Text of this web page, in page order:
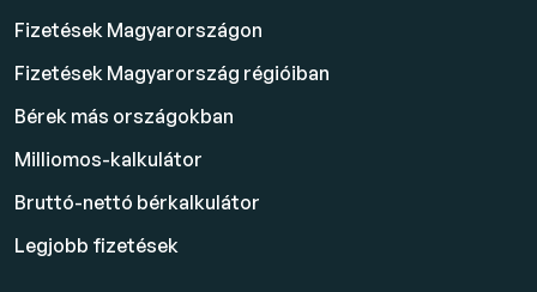
Fizetések Magyarországon
Fizetések Magyarország régióiban
Bérek más országokban
Milliomos-kalkulátor
Bruttó-nettó bérkalkulátor
Legjobb fizetések